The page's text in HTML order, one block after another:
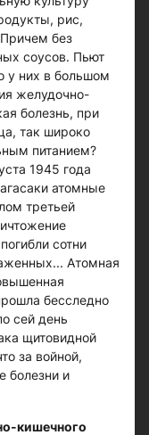
рис,
без
соусов. Пьют
у них в большом
желудочно-
болезнь, при
так широко
питанием?
1945 года
атомные
третьей
сотни
Атомная
бесследно
сей день
щитовидной
за войной,
болезни и
кишечного